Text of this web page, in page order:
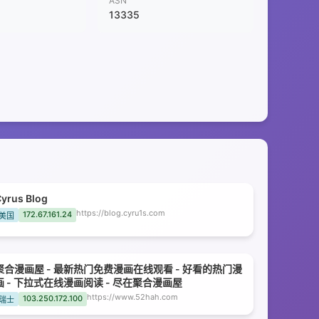
13335
Blog
国 172.67.161.24 https://blog.cyru1s.com
合漫画屋 - 最新热门免费漫画在线观看 - 好看的热门漫
- 下拉式在线漫画阅读 - 尽在聚合漫画屋
士 103.250.172.100 https://www.52hah.com